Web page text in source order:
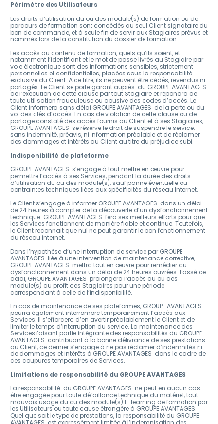
Périmètre des Utilisateurs
Les droits d’utilisation du ou des module(s) de formation ou de
parcours de formation sont concédés au seul Client signataire du
bon de commande, et à seule fin de servir aux Stagiaires prévus et
nommés lors de la constitution du dossier de formation.
Les accès au contenu de formation, quels qu’ils soient, et
notamment l’identifiant et le mot de passe livrés au Stagiaire par
voie électronique sont des informations sensibles, strictement
personnelles et confidentielles, placées sous la responsabilité
exclusive du Client. A ce titre, ils ne peuvent être cédés, revendus ni
partagés. Le Client se porte garant auprès du GROUPE AVANTAGES
de l’exécution de cette clause par tout Stagiaire et répondra de
toute utilisation frauduleuse ou abusive des codes d’accès. Le
Client informera sans délai GROUPE AVANTAGES de la perte ou du
vol des clés d’accès. En cas de violation de cette clause ou de
partage constaté des accès fournis au Client et à ses Stagiaires,
GROUPE AVANTAGES se réserve le droit de suspendre le service,
sans indemnité, préavis, ni information préalable et de réclamer
des dommages et intérêts au Client au titre du préjudice subi.
Indisponibilité de plateforme
GROUPE AVANTAGES s’engage à tout mettre en œuvre pour
permettre l’accès à ses Services, pendant la durée des droits
d’utilisation du ou des module(s), sauf panne éventuelle ou
contraintes techniques liées aux spécificités du réseau Internet.
Le Client s’engage à informer GROUPE AVANTAGES dans un délai
de 24 heures à compter de la découverte d’un dysfonctionnement
technique. GROUPE AVANTAGES fera ses meilleurs efforts pour que
les Services fonctionnent de manière fiable et continue. Toutefois,
le Client reconnait que nul ne peut garantir le bon fonctionnement
du réseau internet.
Dans l’hypothèse d’une interruption de service par GROUPE
AVANTAGES liée à une intervention de maintenance corrective,
GROUPE AVANTAGES mettra tout en œuvre pour remédier au
dysfonctionnement dans un délai de 24 heures ouvrées. Passé ce
délai, GROUPE AVANTAGES prolongera l’accès du ou des
module(s) au profit des Stagiaires pour une période
correspondant à celle de l’indisponibilité.
En cas de maintenance de ses plateformes, GROUPE AVANTAGES
pourra également interrompre temporairement l’accès aux
Services. Il s’efforcera d’en avertir préalablement le Client et de
limiter le temps d’interruption du service. La maintenance des
Services faisant partie intégrante des responsabilités du GROUPE
AVANTAGES contribuant à la bonne délivrance de ses prestations
au Client, ce dernier s’engage à ne pas réclamer d’indemnités ni
de dommages et intérêts à GROUPE AVANTAGES dans le cadre de
ces coupures temporaires de Services.
Limitations de responsabilité du GROUPE AVANTAGES
La responsabilité du GROUPE AVANTAGES ne peut en aucun cas
être engagée pour toute défaillance technique du matériel, tout
mauvais usage du ou des module(s) E-learning de formation par
les Utilisateurs ou toute cause étrangère à GROUPE AVANTAGES.
Quel que soit le type de prestations, la responsabilité du GROUPE
AVANTAGES est expressément limitée à l’indemnisation des